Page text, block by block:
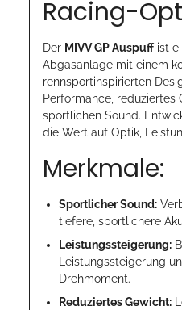
Racing-
Der MIVV GP Auspuff ist
Abgasanlage mit einem
rennsportinspirierten
Performance, reduziertes
sportlichen Sound.
die Wert auf Optik,
Merkmale:
Sportlicher Sound:
tiefere, sportlichere
Leistungssteigerung:
Leistungssteigerung
Drehmoment.
Reduziertes Gewicht: